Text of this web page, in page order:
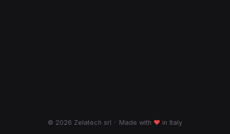
© 2026 Zelatech srl · Made with ♥ in Italy